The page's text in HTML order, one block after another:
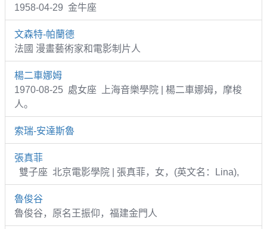
1958-04-29 金牛座
文森特-帕蘭德
法國 漫畫藝術家和電影制片人
楊二車娜姆
1970-08-25 處女座 上海音樂學院 | 楊二車娜姆，摩梭
人。
索瑞-安達斯魯
張真菲
雙子座 北京電影學院 | 張真菲，女，(英文名：Lina),
魯俊谷
魯俊谷，原名王振仰，福建金門人